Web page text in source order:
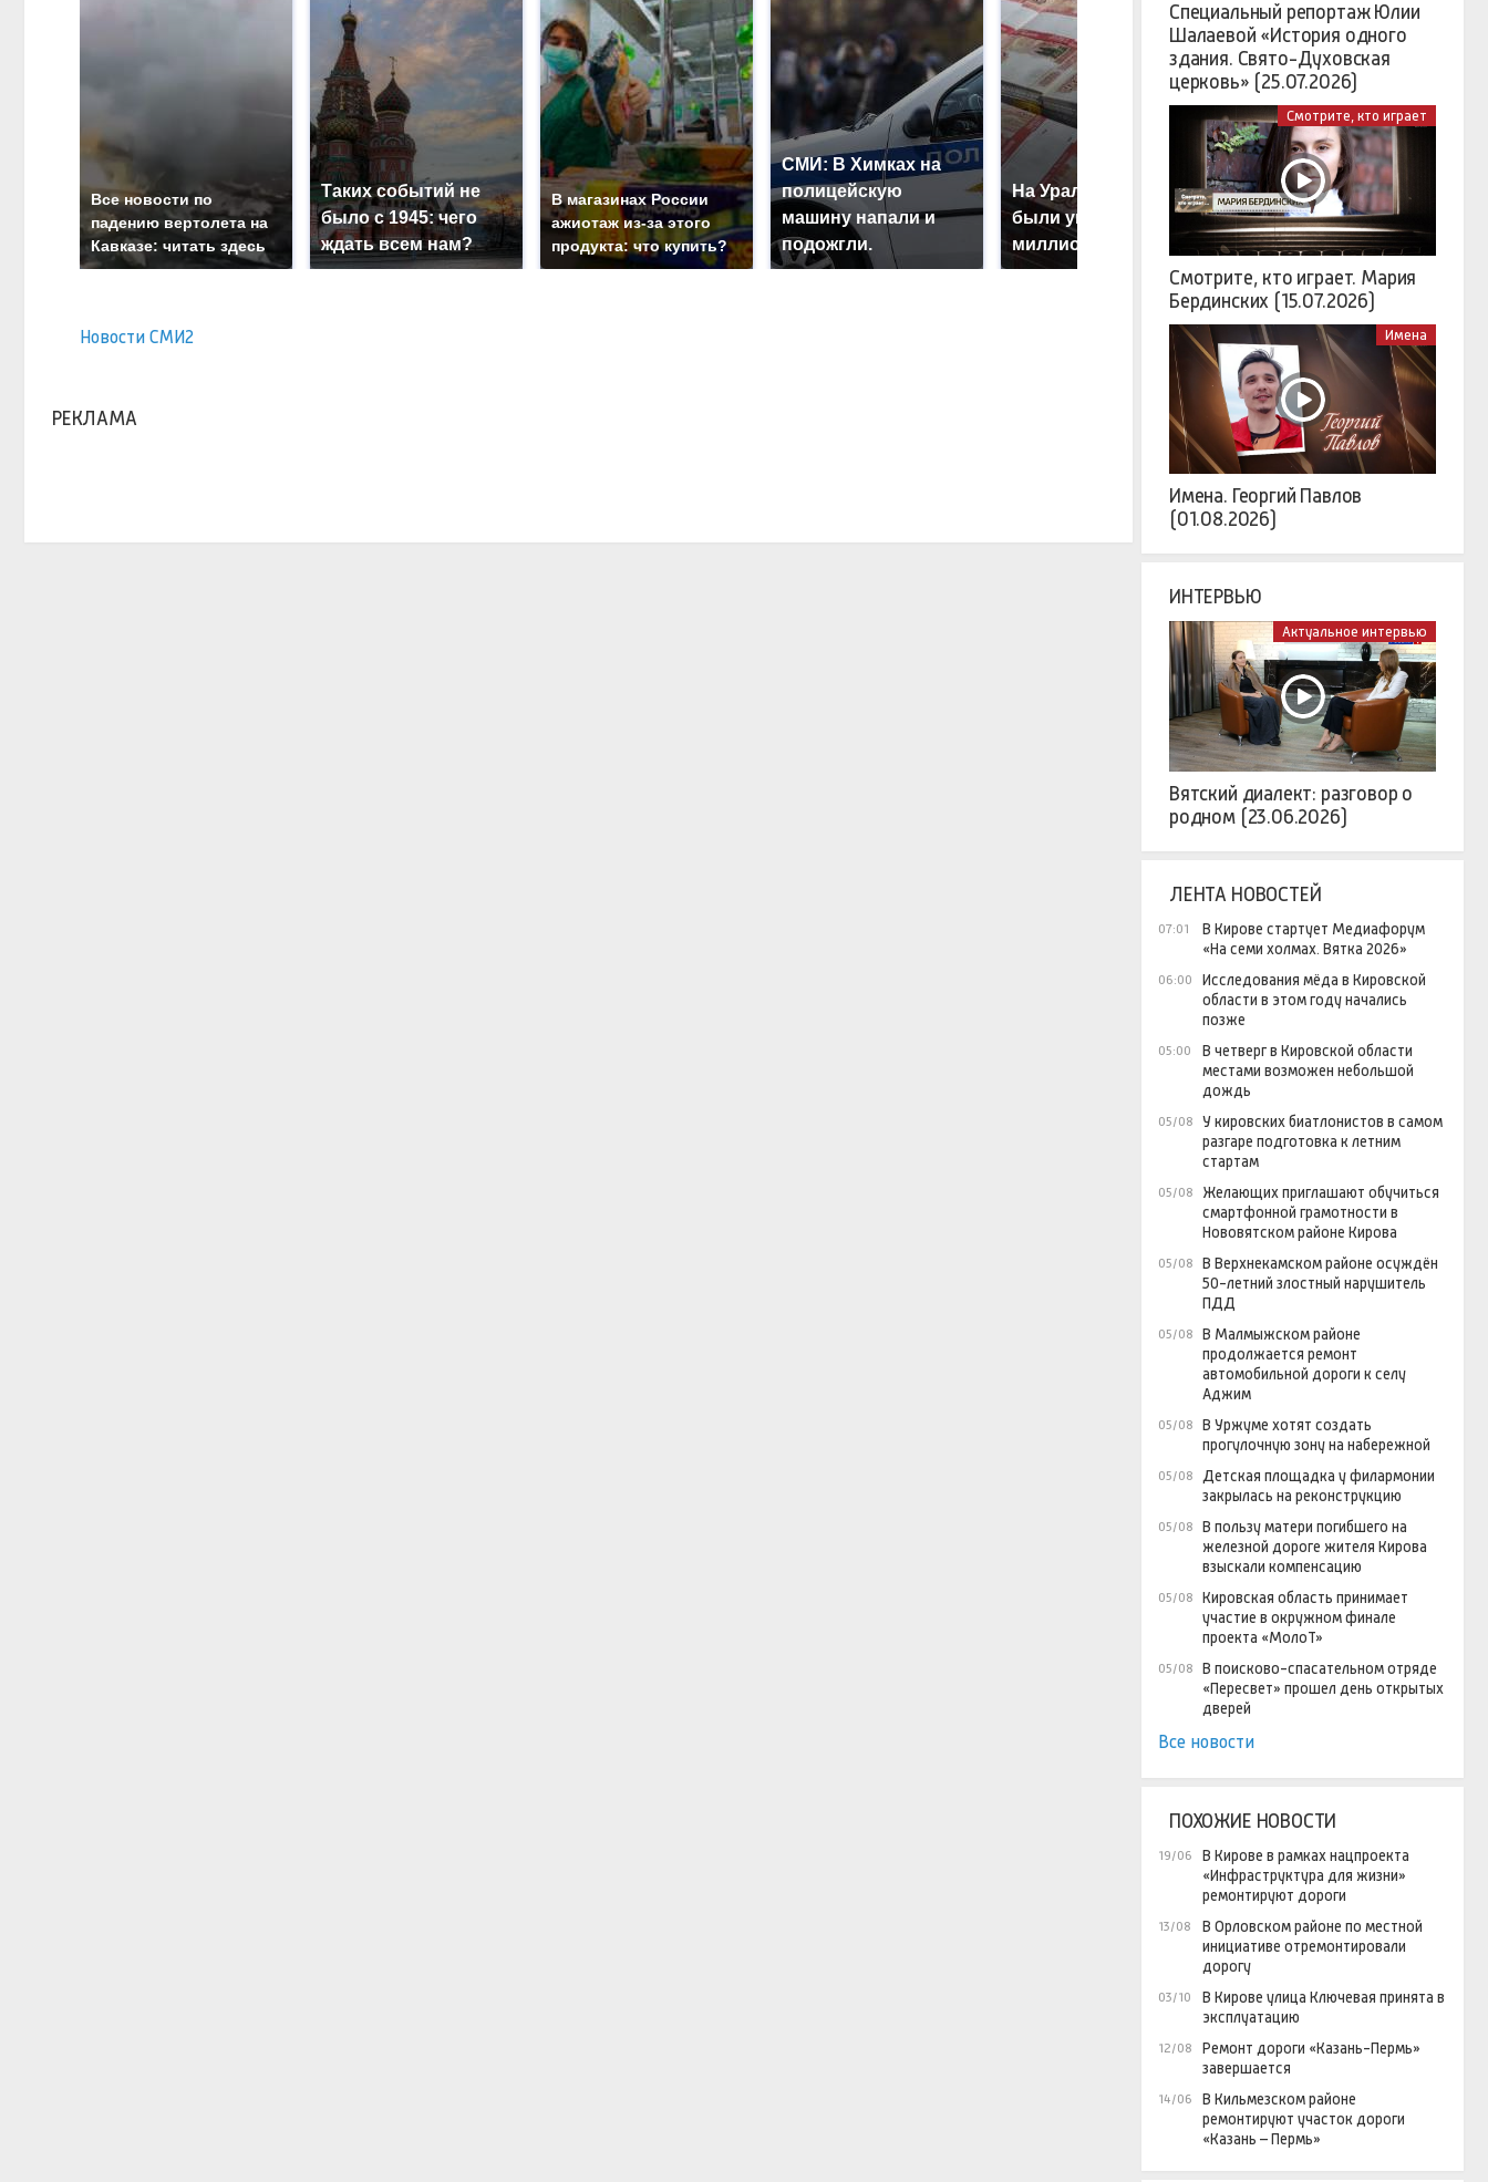
Все новости по
падению вертолета на
Кавказе: читать здесь
Таких событий не
было с 1945: чего
ждать всем нам?
В магазинах России
ажиотаж из-за этого
продукта: что купить?
СМИ: В Химках на
полицейскую
машину напали и
подожгли.
На Урале из казны
были украдены 18
миллионов рублей
Как выглядит место
крушение вертолета на
Кавказе: смотреть
Новости СМИ2
РЕКЛАМА
Специальный репортаж Юлии
Шалаевой «История одного
здания. Свято-Духовская
церковь» (25.07.2026)
Смотрите, кто играет
Смотрите, кто играет. Мария
Бердинских (15.07.2026)
Имена
Имена. Георгий Павлов
(01.08.2026)
ИНТЕРВЬЮ
Актуальное интервью
Вятский диалект: разговор о
родном (23.06.2026)
ЛЕНТА НОВОСТЕЙ
07:01
В Кирове стартует Медиафорум
«На семи холмах. Вятка 2026»
06:00
Исследования мёда в Кировской
области в этом году начались
позже
05:00
В четверг в Кировской области
местами возможен небольшой
дождь
05/08
У кировских биатлонистов в самом
разгаре подготовка к летним
стартам
05/08
Желающих приглашают обучиться
смартфонной грамотности в
Нововятском районе Кирова
05/08
В Верхнекамском районе осуждён
50-летний злостный нарушитель
ПДД
05/08
В Малмыжском районе
продолжается ремонт
автомобильной дороги к селу
Аджим
05/08
В Уржуме хотят создать
прогулочную зону на набережной
05/08
Детская площадка у филармонии
закрылась на реконструкцию
05/08
В пользу матери погибшего на
железной дороге жителя Кирова
взыскали компенсацию
05/08
Кировская область принимает
участие в окружном финале
проекта «МолоТ»
05/08
В поисково-спасательном отряде
«Пересвет» прошел день открытых
дверей
Все новости
ПОХОЖИЕ НОВОСТИ
19/06
В Кирове в рамках нацпроекта
«Инфраструктура для жизни»
ремонтируют дороги
13/08
В Орловском районе по местной
инициативе отремонтировали
дорогу
03/10
В Кирове улица Ключевая принята в
эксплуатацию
12/08
Ремонт дороги «Казань-Пермь»
завершается
14/06
В Кильмезском районе
ремонтируют участок дороги
«Казань – Пермь»